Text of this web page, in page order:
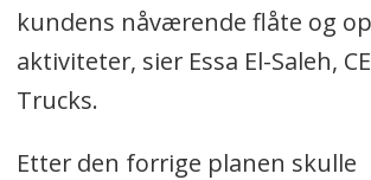
kundens nåværende flåte og
aktiviteter, sier Essa El-Saleh,
Trucks.
Etter den forrige planen skulle